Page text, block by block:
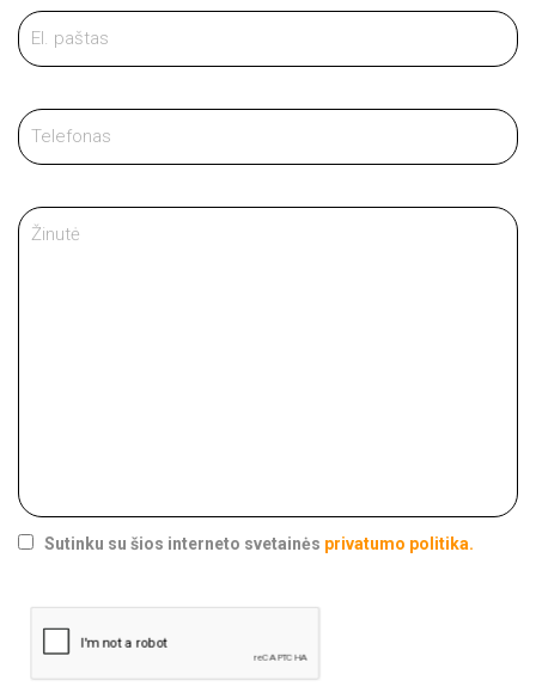
Sutinku su šios interneto svetainės privatumo politika.